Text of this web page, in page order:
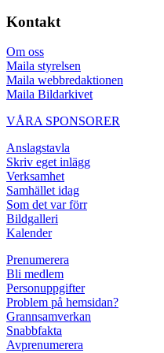
Kontakt
Om oss
Maila styrelsen
Maila webbredaktionen
Maila Bildarkivet
VÅRA SPONSORER
Anslagstavla
Skriv eget inlägg
Verksamhet
Samhället idag
Som det var förr
Bildgalleri
Kalender
Prenumerera
Bli medlem
Personuppgifter
Problem på hemsidan?
Grannsamverkan
Snabbfakta
Avprenumerera